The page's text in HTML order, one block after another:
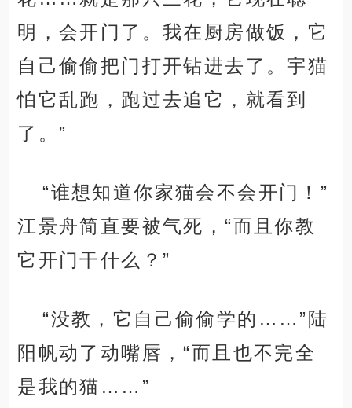
明，会开门了。我在厨房做饭，它
自己偷偷把门打开钻进去了。宇猫
怕它乱跑，跑过去追它，就看到
了。”
“谁想知道你家猫会不会开门！”
江景舟简直要被气死，“而且你教
它开门干什么？”
“没教，它自己偷偷学的……”陆
阳帆动了动嘴唇，“而且也不完全
是我的猫……”